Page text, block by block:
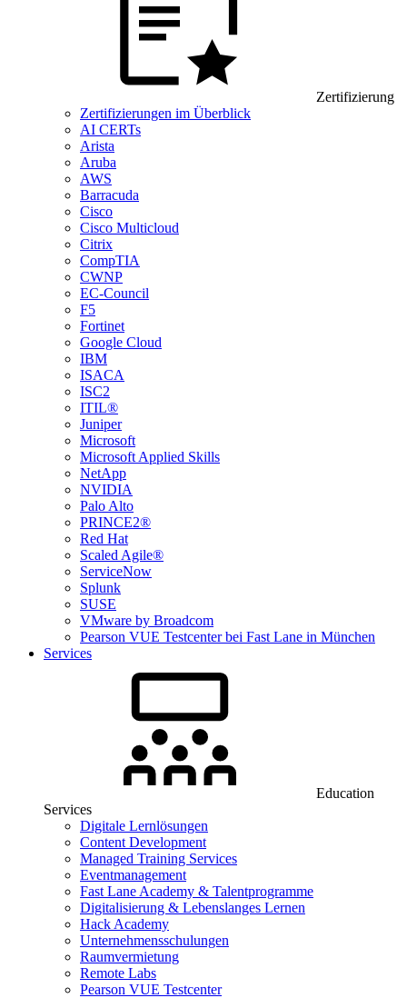
Zertifizierung
Zertifizierungen im Überblick
AI CERTs
Arista
Aruba
AWS
Barracuda
Cisco
Cisco Multicloud
Citrix
CompTIA
CWNP
EC-Council
F5
Fortinet
Google Cloud
IBM
ISACA
ISC2
ITIL®
Juniper
Microsoft
Microsoft Applied Skills
NetApp
NVIDIA
Palo Alto
PRINCE2®
Red Hat
Scaled Agile®
ServiceNow
Splunk
SUSE
VMware by Broadcom
Pearson VUE Testcenter bei Fast Lane in München
Services
Education
Services
Digitale Lernlösungen
Content Development
Managed Training Services
Eventmanagement
Fast Lane Academy & Talentprogramme
Digitalisierung & Lebenslanges Lernen
Hack Academy
Unternehmensschulungen
Raumvermietung
Remote Labs
Pearson VUE Testcenter